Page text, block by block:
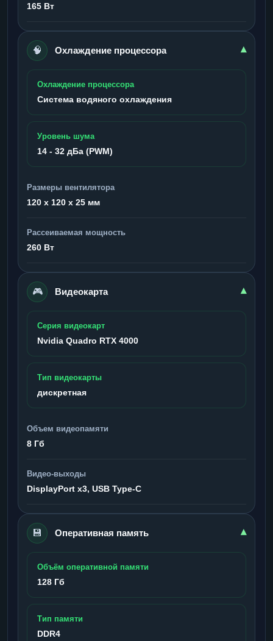
165 Вт
🧠 Охлаждение процессора ▾
Охлаждение процессора
Система водяного охлаждения
Уровень шума
14 - 32 дБа (PWM)
Размеры вентилятора
120 x 120 x 25 мм
Рассеиваемая мощность
260 Вт
🎮 Видеокарта ▾
Серия видеокарт
Nvidia Quadro RTX 4000
Тип видеокарты
дискретная
Объем видеопамяти
8 Гб
Видео-выходы
DisplayPort x3, USB Type-C
💾 Оперативная память ▾
Объём оперативной памяти
128 Гб
Тип памяти
DDR4